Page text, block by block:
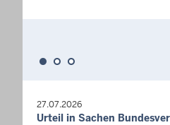
Strafsache - Ds 195/26
Strafsache - Ds 413/25
27.07.2026
Urteil in Sachen